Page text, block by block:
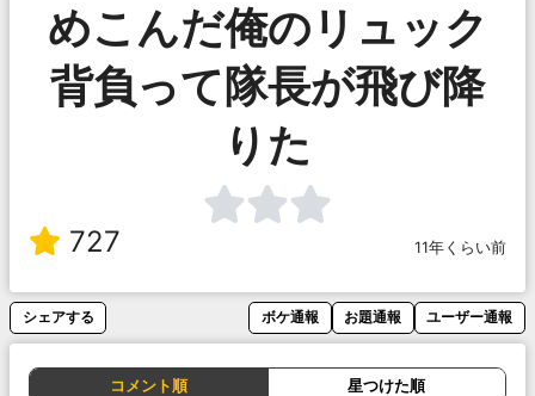
めこんだ俺のリュック
背負って隊長が飛び降
りた
727 11年くらい前
シェアする ボケ通報 お題通報 ユーザー通報
コメント順 星つけた順